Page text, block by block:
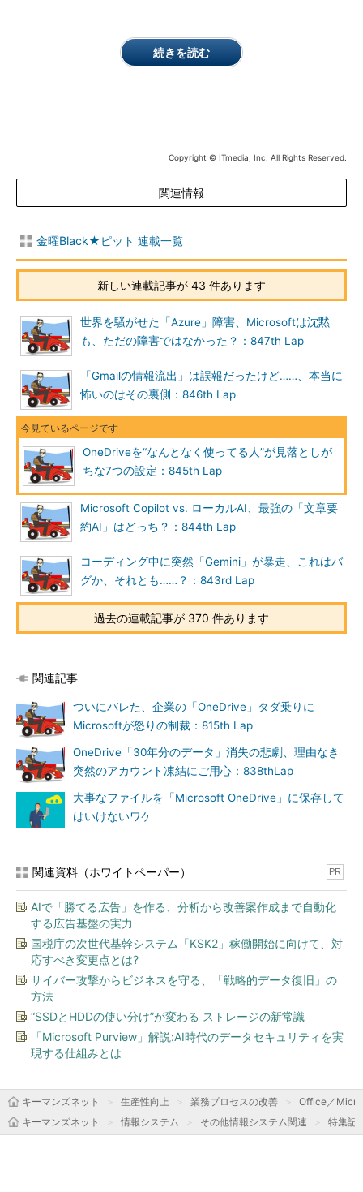
続きを読む
Copyright © ITmedia, Inc. All Rights Reserved.
関連情報
金曜Black★ピット 連載一覧
新しい連載記事が 43 件あります
世界を騒がせた「Azure」障害、Microsoftは沈黙
も、ただの障害ではなかった？：847th Lap
「Gmailの情報流出」は誤報だったけど……、本当に
怖いのはその裏側：846th Lap
OneDriveを“なんとなく使ってる人”が見落としが
ちな7つの設定：845th Lap
Microsoft Copilot vs. ローカルAI、最強の「文章要
約AI」はどっち？：844th Lap
コーディング中に突然「Gemini」が暴走、これはバ
グか、それとも……？：843rd Lap
過去の連載記事が 370 件あります
関連記事
ついにバレた、企業の「OneDrive」タダ乗りに
Microsoftが怒りの制裁：815th Lap
OneDrive「30年分のデータ」消失の悲劇、理由なき
突然のアカウント凍結にご用心：838thLap
大事なファイルを「Microsoft OneDrive」に保存して
はいけないワケ
関連資料（ホワイトペーパー） PR
AIで「勝てる広告」を作る、分析から改善案作成まで自動化
する広告基盤の実力
国税庁の次世代基幹システム「KSK2」稼働開始に向けて、対
応すべき変更点とは?
サイバー攻撃からビジネスを守る、「戦略的データ復旧」の
方法
“SSDとHDDの使い分け”が変わる ストレージの新常識
「Microsoft Purview」解説:AI時代のデータセキュリティを実
現する仕組みとは
キーマンズネット 生産性向上 業務プロセスの改善
Office／
キーマンズネット
情報システム その他情報システム関連 特集記